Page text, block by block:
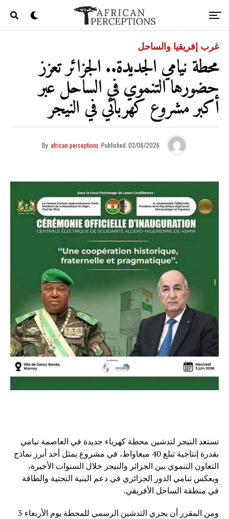
غرب إفريقيا والساحل
محطة نيامي الجديدة.. الجزائر تعزز
حضورها التنموي في الساحل عبر
أكبر مشروع كهربائي في النيجر
By african perceptions Published 03/06/2026
تستعد النيجر لتدشين محطة كهرباء جديدة في العاصمة نيامي
بقدرة إنتاجية تبلغ 40 ميغاواط، في مشروع يمثل أحد أبرز نماذج
التعاون التنموي بين الجزائر والنيجر خلال السنوات الأخيرة،
ويعكس تنامي الدور الجزائري في دعم البنية التحتية والطاقة
في منطقة الساحل الأفريقي.
ومن المقرر أن يجري التدشين الرسمي للمحطة يوم الأربعاء 3